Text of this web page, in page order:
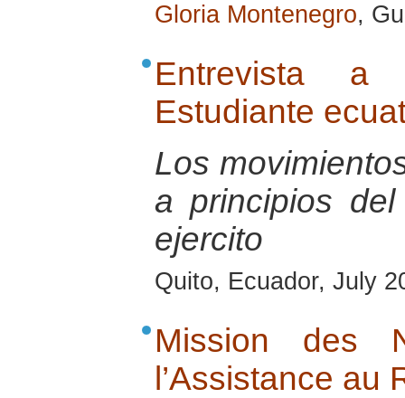
Gloria Montenegro,
Entrevista a
Estudiante
Los
a principios
ejercito
Quito, Ecuador, July
Mission des
l’Assistance au